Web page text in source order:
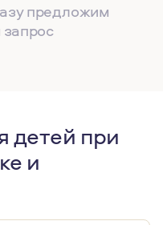
предложим
детей при
и